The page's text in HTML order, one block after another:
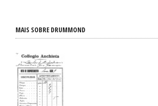
MAIS SOBRE DRUMMOND